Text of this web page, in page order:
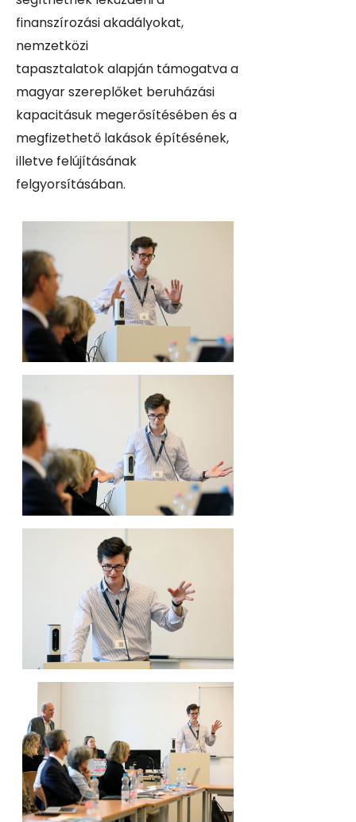
finanszírozási akadályokat,
nemzetközi
tapasztalatok alapján támogatva a
magyar szereplőket beruházási
kapacitásuk megerősítésében és a
megfizethető lakások építésének,
illetve felújításának
felgyorsításában.